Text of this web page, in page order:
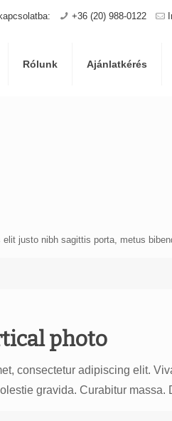
+36 (20) 988-0122
Rólunk Ajánlatkérés
justo nibh sagittis porta, metus
photo
consectetur adipiscing elit.
gravida. Curabitur massa.